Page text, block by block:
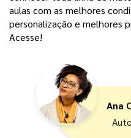
aulas com as melhores
personalização e melhores
Acesse!
Ana